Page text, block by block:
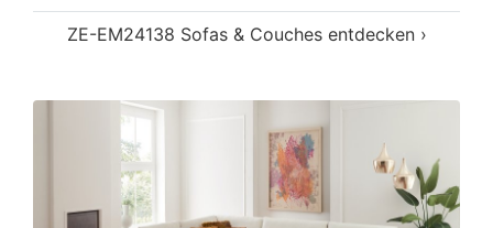
ZE-EM24138 Sofas & Couches entdecken ›